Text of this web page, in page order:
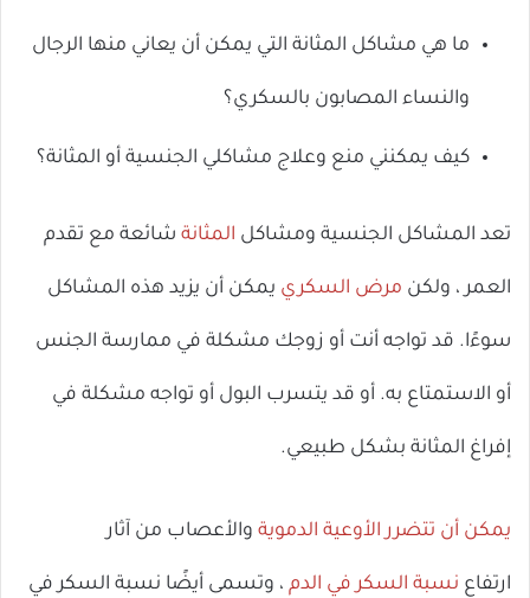
ما هي مشاكل المثانة التي يمكن أن يعاني منها الرجال
والنساء المصابون بالسكري؟
كيف يمكنني منع وعلاج مشاكلي الجنسية أو المثانة؟
تعد المشاكل الجنسية ومشاكل المثانة شائعة مع تقدم
العمر ، ولكن مرض السكري يمكن أن يزيد هذه المشاكل
سوءًا. قد تواجه أنت أو زوجك مشكلة في ممارسة الجنس
أو الاستمتاع به. أو قد يتسرب البول أو تواجه مشكلة في
إفراغ المثانة بشكل طبيعي.
يمكن أن تتضرر الأوعية الدموية والأعصاب من آثار
ارتفاع نسبة السكر في الدم ، وتسمى أيضًا نسبة السكر في